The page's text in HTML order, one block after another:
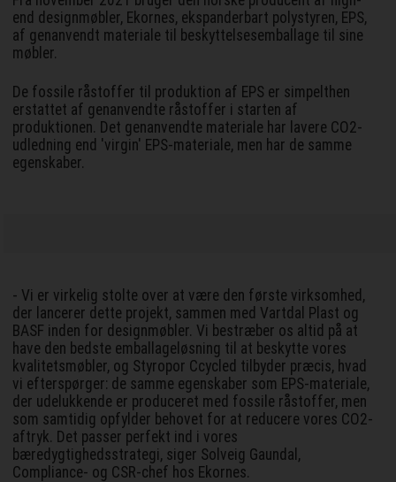
end designmøbler, Ekornes, ekspanderbart polystyren, EPS,
af genanvendt materiale til beskyttelsesemballage til sine
møbler.
De fossile råstoffer til produktion af EPS er simpelthen
erstattet af genanvendte råstoffer i starten af
produktionen. Det genanvendte materiale har lavere CO2-
udledning end 'virgin' EPS-materiale, men har de samme
egenskaber.
- Vi er virkelig stolte over at være den første virksomhed,
der lancerer dette projekt, sammen med Vartdal Plast og
BASF inden for designmøbler. Vi bestræber os altid på at
have den bedste emballageløsning til at beskytte vores
kvalitetsmøbler, og Styropor Ccycled tilbyder præcis, hvad
vi efterspørger: de samme egenskaber som EPS-materiale,
der udelukkende er produceret med fossile råstoffer, men
som samtidig opfylder behovet for at reducere vores CO2-
aftryk. Det passer perfekt ind i vores
bæredygtighedsstrategi, siger Solveig Gaundal,
Compliance- og CSR-chef hos Ekornes.